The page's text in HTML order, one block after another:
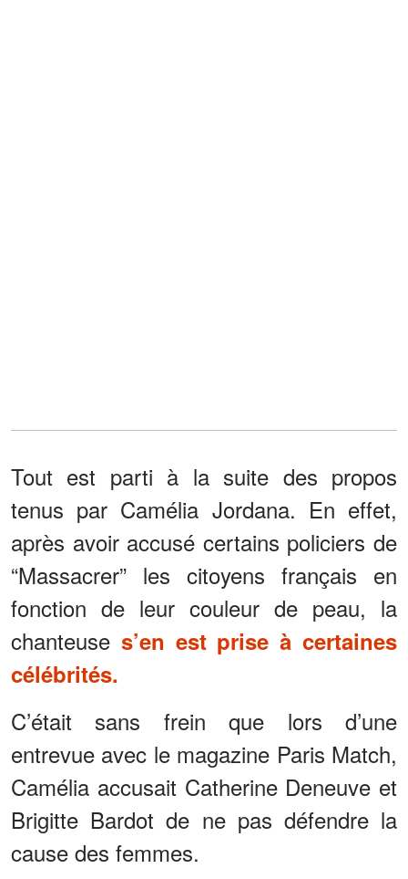
Tout est parti à la suite des propos
tenus par Camélia Jordana. En effet,
après avoir accusé certains policiers de
“Massacrer” les citoyens français en
fonction de leur couleur de peau, la
chanteuse s’en est prise à certaines
célébrités.
C’était sans frein que lors d’une
entrevue avec le magazine Paris Match,
Camélia accusait Catherine Deneuve et
Brigitte Bardot de ne pas défendre la
cause des femmes.